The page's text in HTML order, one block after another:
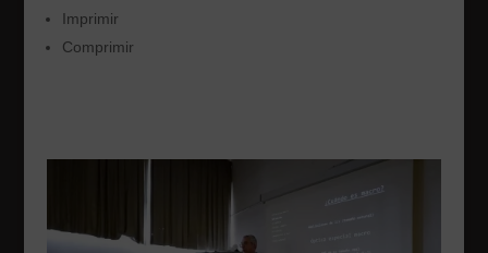
Imprimir
Comprimir